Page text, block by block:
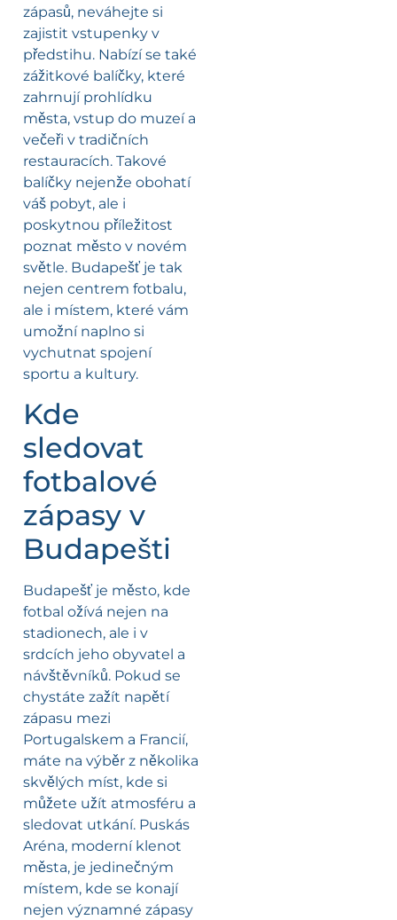
zápasů, neváhejte si
zajistit vstupenky v
předstihu. Nabízí se také
zážitkové balíčky, které
zahrnují prohlídku
města, vstup do muzeí a
večeři v tradičních
restauracích. Takové
balíčky nejenže obohatí
váš pobyt, ale i
poskytnou příležitost
poznat město v novém
světle. Budapešť je tak
nejen centrem fotbalu,
ale i místem, které vám
umožní naplno si
vychutnat spojení
sportu a kultury.
Kde
sledovat
fotbalové
zápasy v
Budapešti
Budapešť je město, kde
fotbal ožívá nejen na
stadionech, ale i v
srdcích jeho obyvatel a
návštěvníků. Pokud se
chystáte zažít napětí
zápasu mezi
Portugalskem a Francií,
máte na výběr z několika
skvělých míst, kde si
můžete užít atmosféru a
sledovat utkání. Puskás
Aréna, moderní klenot
města, je jedinečným
místem, kde se konají
nejen významné zápasy